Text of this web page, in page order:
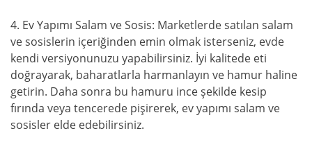
4. Ev Yapımı Salam ve Sosis: Marketlerde satılan salam
ve sosislerin içeriğinden emin olmak isterseniz, evde
kendi versiyonunuzu yapabilirsiniz. İyi kalitede eti
doğrayarak, baharatlarla harmanlayın ve hamur haline
getirin. Daha sonra bu hamuru ince şekilde kesip
fırında veya tencerede pişirerek, ev yapımı salam ve
sosisler elde edebilirsiniz.